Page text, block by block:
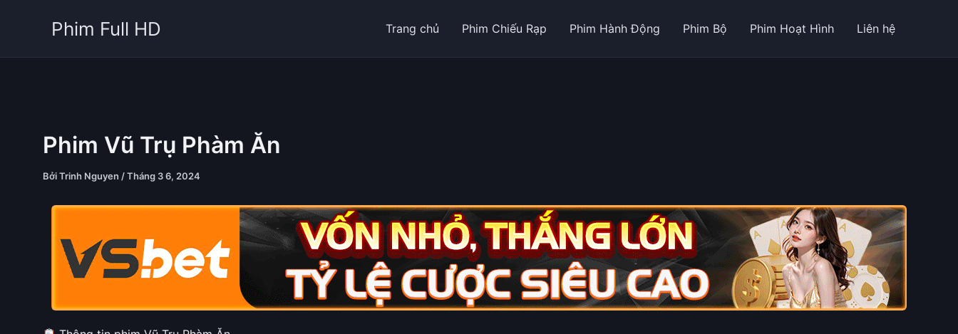
Phim Full HD Trang chủ Phim Chiếu Rạp Phim Hành Động Phim Bộ Phim Hoạt Hình Liên hệ
Phim Vũ Trụ Phàm Ăn
BởiTrinh Nguyen /Tháng 3 6, 2024